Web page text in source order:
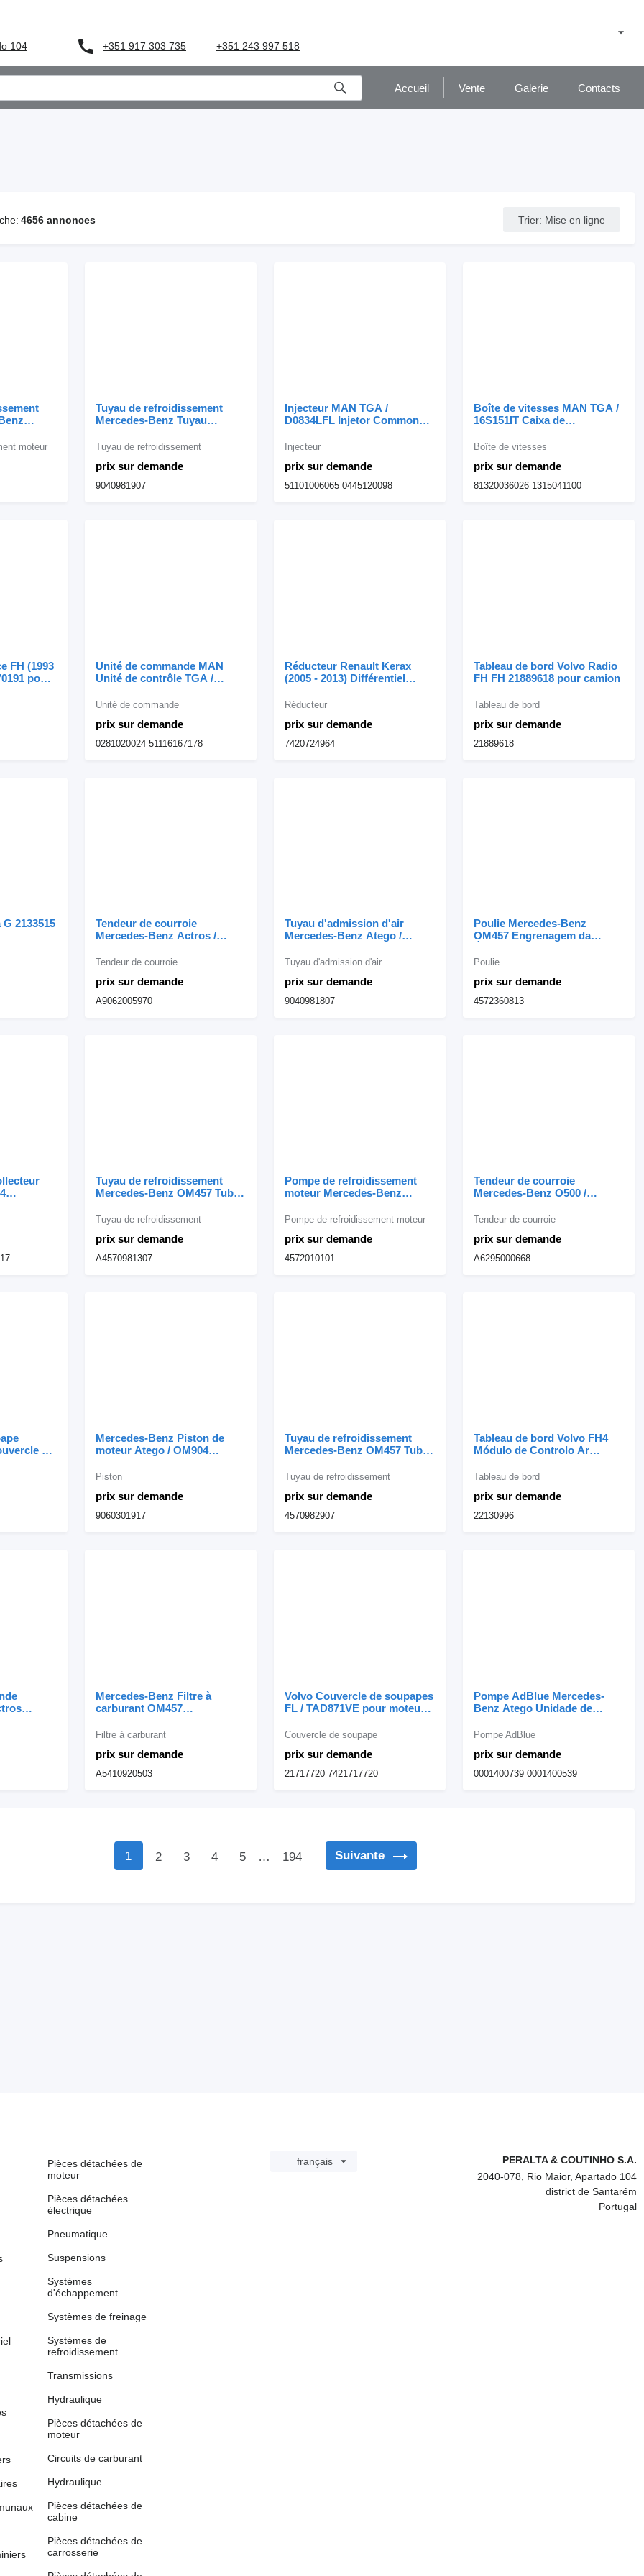
104 +351 917 303 735 +351 243 997 518
Accueil Vente Galerie Contacts
4656 annonces Trier: Mise en ligne
moteur
Tuyau de refroidissement
Mercedes-Benz Tuyau
9040981907 pour camion
prix sur demande
Tuyau de refroidissement
9040981907
Injecteur MAN TGA /
D0834LFL Injetor Common
pour camion MAN
prix sur demande
Injecteur
51101006065 0445120098
Boîte de vitesses MAN TGA /
16S151IT Caixa de
81320036026 pour camion
prix sur demande
Boîte de vitesses
81320036026 1315041100
FH (1993
pour
Unité de commande MAN
Unité de contrôle TGA /
0281020024 pour camion
prix sur demande
Unité de commande
0281020024 51116167178
Réducteur Renault Kerax
(2005 - 2013) Différentiel
pour camion
prix sur demande
Réducteur
7420724964
Tableau de bord Volvo Radio
FH FH 21889618 pour camion
prix sur demande
Tableau de bord
21889618
2133515
Tendeur de courroie
Mercedes-Benz Actros /
OM904 A9062005970 pour
Atego/Econic
prix sur demande
Tendeur de courroie
A9062005970
Tuyau d'admission d'air
Mercedes-Benz Atego /
Turbo 9040981807 pour
prix sur demande
Tuyau d'admission d'air
9040981807
Poulie Mercedes-Benz
OM457 Engrenagem da
pour camion Mercedes-Benz
prix sur demande
Poulie
4572360813
Tuyau de refroidissement
Mercedes-Benz OM457 Tubo
camion Mercedes-Benz
prix sur demande
Tuyau de refroidissement
A4570981307
Pompe de refroidissement
moteur Mercedes-Benz
OM442 ; OM447 4572010101
prix sur demande
Pompe de refroidissement moteur
4572010101
Tendeur de courroie
Mercedes-Benz O500 /
A6295000668 pour camion
prix sur demande
Tendeur de courroie
A6295000668
de
Mercedes-Benz Piston de
moteur Atego / OM904
Mercedes-Benz
prix sur demande
Piston
9060301917
Tuyau de refroidissement
Mercedes-Benz OM457 Tubo
4570982907 pour camion
prix sur demande
Tuyau de refroidissement
4570982907
Tableau de bord Volvo FH4
Módulo de Controlo Ar
camion Volvo FH4
prix sur demande
Tableau de bord
22130996
pour
Mercedes-Benz Filtre à
carburant OM457
Mercedes-Benz
prix sur demande
Filtre à carburant
A5410920503
Volvo Couvercle de soupapes
FL / TAD871VE pour moteur
camion Volvo FL / FE
prix sur demande
Couvercle de soupape
21717720 7421717720
Pompe AdBlue Mercedes-
Benz Atego Unidade de
pour camion Mercedes-Benz
prix sur demande
Pompe AdBlue
0001400739 0001400539
1 2 3 4 5 … 194 Suivante
français
PERALTA & COUTINHO S.A.
2040-078, Rio Maior, Apartado 104
district de Santarém
Portugal
Pièces détachées de
moteur
Pièces détachées
électrique
Pneumatique
Suspensions
Systèmes
d'échappement
Systèmes de freinage
Systèmes de
refroidissement
Transmissions
Hydraulique
Pièces détachées de
moteur
Circuits de carburant
Hydraulique
Pièces détachées de
cabine
Pièces détachées de
carrosserie